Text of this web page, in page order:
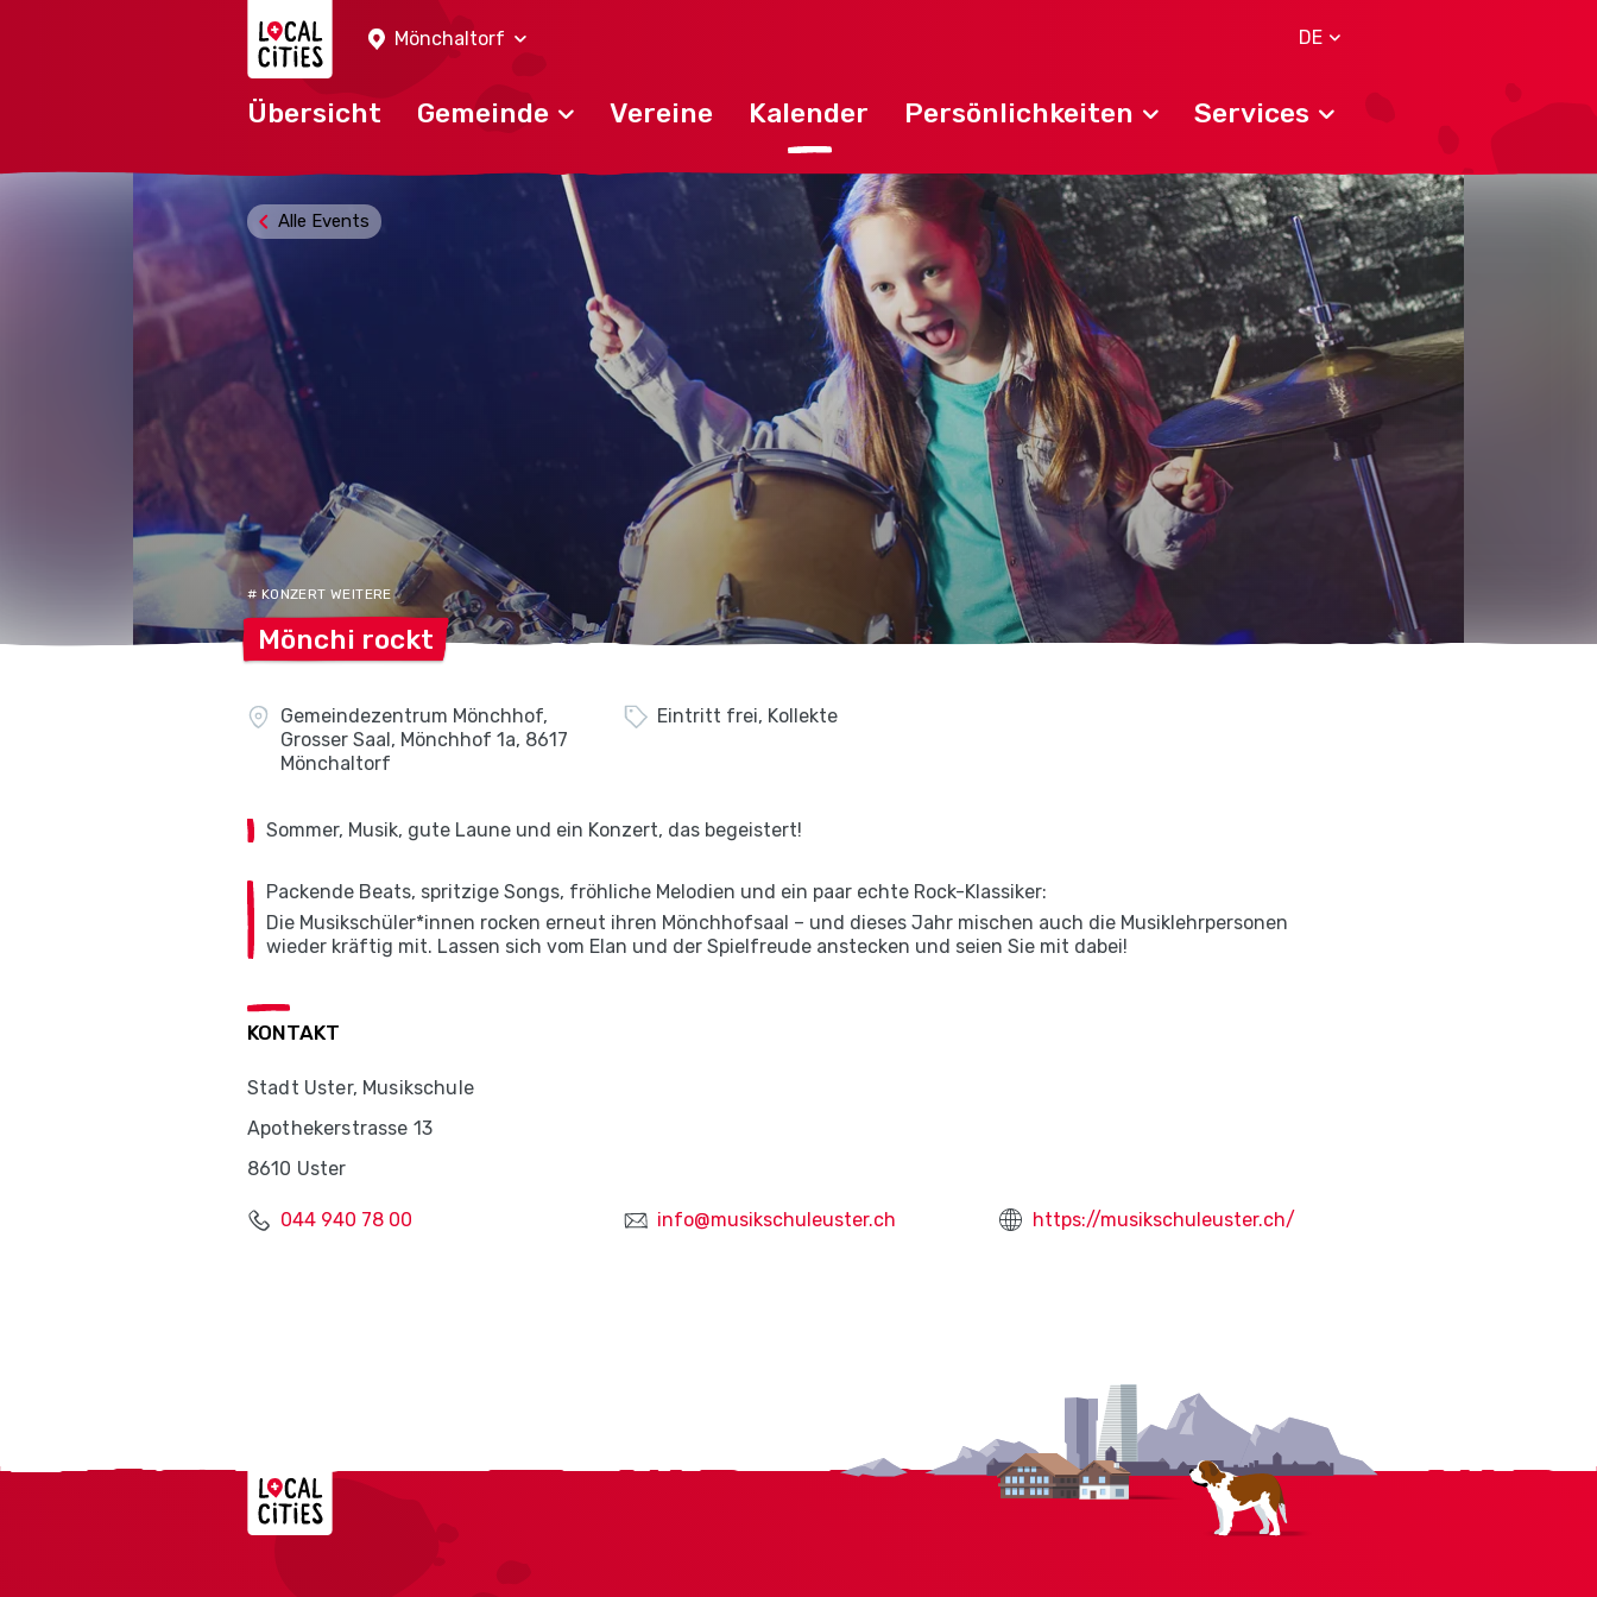
Mönchaltorf
DE
Übersicht Gemeinde Vereine Kalender Persönlichkeiten Services
Alle Events
# KONZERT WEITERE
Mönchi rockt
Gemeindezentrum Mönchhof,
Grosser Saal, Mönchhof 1a, 8617
Mönchaltorf
Eintritt frei, Kollekte
Sommer, Musik, gute Laune und ein Konzert, das begeistert!
Packende Beats, spritzige Songs, fröhliche Melodien und ein paar echte Rock-Klassiker:
Die Musikschüler*innen rocken erneut ihren Mönchhofsaal – und dieses Jahr mischen auch die Musiklehrpersonen
wieder kräftig mit. Lassen sich vom Elan und der Spielfreude anstecken und seien Sie mit dabei!
KONTAKT
Stadt Uster, Musikschule
Apothekerstrasse 13
8610 Uster
044 940 78 00 info@musikschuleuster.ch https://musikschuleuster.ch/
Localcities